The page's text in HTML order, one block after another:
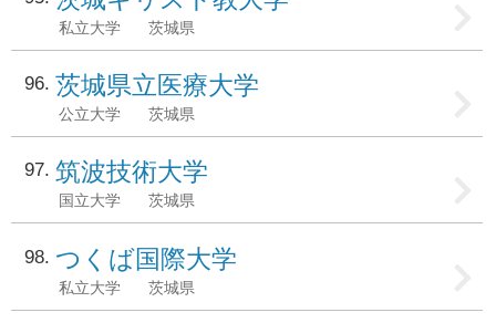
私立大学 茨城県
96 茨城県立医療大学
公立大学 茨城県
97 筑波技術大学
国立大学 茨城県
98 つくば国際大学
私立大学 茨城県